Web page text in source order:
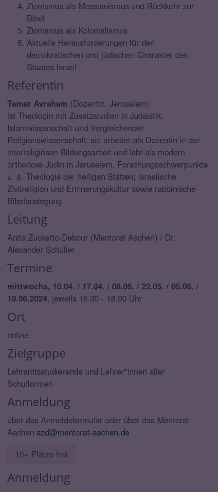
Zionismus als Messianismus und Rückkehr zur
Bibel
Zionismus als Kolonialismus
Aktuelle Herausforderungen für den
demokratischen und jüdischen Charakter des
Staates Israel
Referentin
Tamar Avraham (Dozentin, Jerusalem)
ist Theologin mit Zusatzstudien in Judaistik,
Islamwissenschaft und Vergleichender
Religionswissenschaft; sie arbeitet als Dozentin in der
interreligiösen Bildungsarbeit und lebt als modern
orthodoxe Jüdin in Jerusalem. Forschungsschwerpunkte
u. a. Theologie der heiligen Stätten; israelische
Zivilreligion und Erinnerungskultur sowie rabbinische
Bibelauslegung
Leitung
Anita Zucketto-Debour (Mentorat Aachen) / Dr.
Alexander Schüller
Termine
mittwochs, 10.04. / 17.04. / 08.05. / 22.05. / 05.06. /
19.06.2024, jeweils 16.30 - 18.00 Uhr
Ort
online
Zielgruppe
Lehramtsstudierende und Lehrer*innen aller
Schulformen
Anmeldung
über das Anmeldeformular oder über das Mentorat
Aachen azd@mentorat-aachen.de
10+ Plätze frei
Anmeldung